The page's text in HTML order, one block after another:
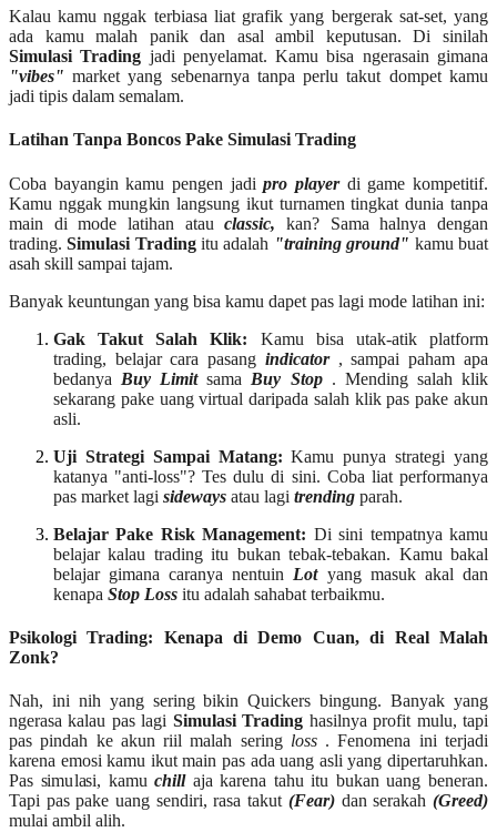
Kalau kamu nggak terbiasa liat grafik yang bergerak sat-set, yang
ada kamu malah panik dan asal ambil keputusan. Di sinilah
Simulasi Trading jadi penyelamat. Kamu bisa ngerasain gimana
"vibes" market yang sebenarnya tanpa perlu takut dompet kamu
jadi tipis dalam semalam.
Latihan Tanpa Boncos Pake Simulasi Trading
Coba bayangin kamu pengen jadipro player di game kompetitif.
Kamu nggak mungkin langsung ikut turnamen tingkat dunia tanpa
main di mode latihan atau
classic,kan? Sama halnya dengan
trading.Simulasi Trading itu adalah "training ground" kamu buat
asah skill sampai tajam.
Banyak keuntungan yang bisa kamu dapet pas lagi mode latihan ini:
Gak Takut Salah Klik:
Kamu bisa utak-atik platform
trading, belajar cara pasang indicator , sampai paham apa
bedanya Buy Limit sama Buy Stop . Mending salah klik
sekarang pake uang virtual daripada salah klik pas pake akun
asli.
Uji Strategi Sampai Matang: Kamu punya strategi yang
katanya "anti-loss"? Tes dulu di sini. Coba liat performanya
pas market lagi sideways atau lagi trending parah.
Belajar Pake Risk Management: Di sini tempatnya kamu
belajar kalau trading itu bukan tebak-tebakan. Kamu bakal
belajar gimana caranya nentuin Lot yang masuk akal dan
kenapa Stop Loss itu adalah sahabat terbaikmu.
Psikologi Trading: Kenapa di Demo Cuan, di Real Malah
Zonk?
Nah, ini nih yang sering bikin Quickers bingung. Banyak yang
ngerasa kalau pas lagi Simulasi Trading hasilnya profit mulu, tapi
pas pindah ke akun riil malah sering loss . Fenomena ini terjadi
karena emosi kamu ikut main pas ada uang asli yang dipertaruhkan.
Pas simulasi, kamuchill aja karena tahu itu bukan uang beneran.
Tapi pas pake uang sendiri, rasa takut (Fear) dan serakah (Greed)
mulai ambil alih.